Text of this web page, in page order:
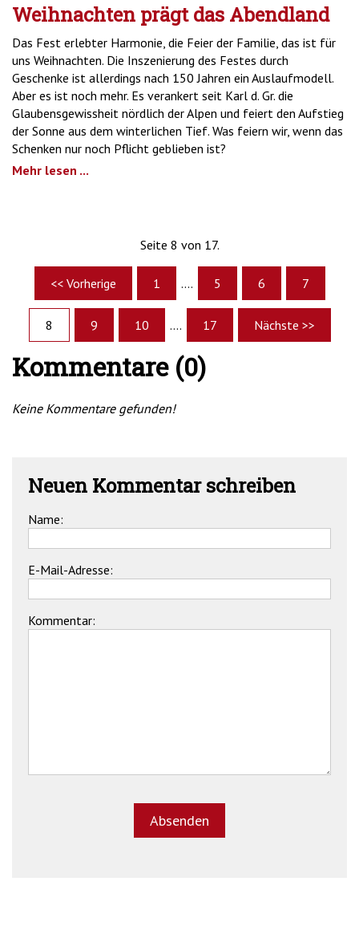
Weihnachten prägt das Abendland
Das Fest erlebter Harmonie, die Feier der Familie, das ist für
uns Weihnachten. Die Inszenierung des Festes durch
Geschenke ist allerdings nach 150 Jahren ein Auslaufmodell.
Aber es ist noch mehr. Es verankert seit Karl d. Gr. die
Glaubensgewissheit nördlich der Alpen und feiert den Aufstieg
der Sonne aus dem winterlichen Tief. Was feiern wir, wenn das
Schenken nur noch Pflicht geblieben ist?
Mehr lesen ...
Seite 8 von 17.
<< Vorherige 1 .... 5 6 7
8 9 10 .... 17 Nächste >>
Kommentare (0)
Keine Kommentare gefunden!
Neuen Kommentar schreiben
Name:
E-Mail-Adresse:
Kommentar: